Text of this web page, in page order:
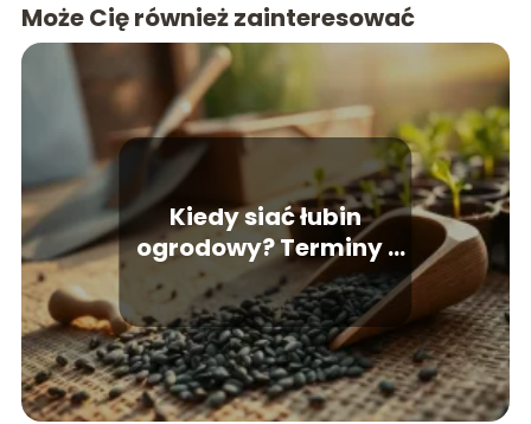
Może Cię również zainteresować
Kiedy siać łubin
ogrodowy? Terminy i
praktyczne porady